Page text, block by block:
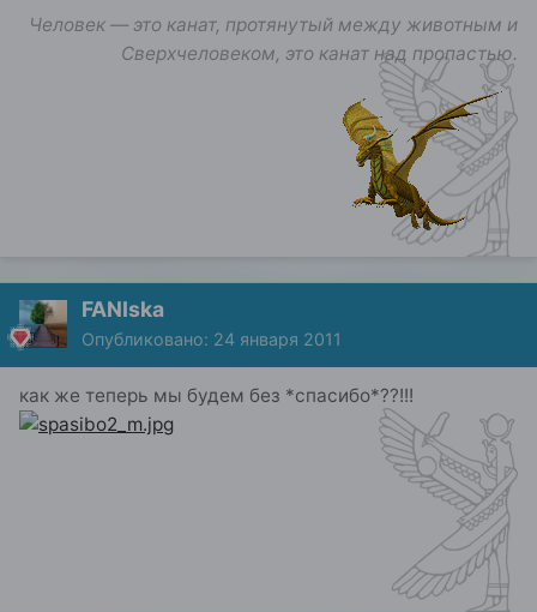
Человек — это канат, протянутый между животным и
Сверхчеловеком, это канат над пропастью.
FANIska
Опубликовано: 24 января 2011
как же теперь мы будем без *спасибо*??!!!